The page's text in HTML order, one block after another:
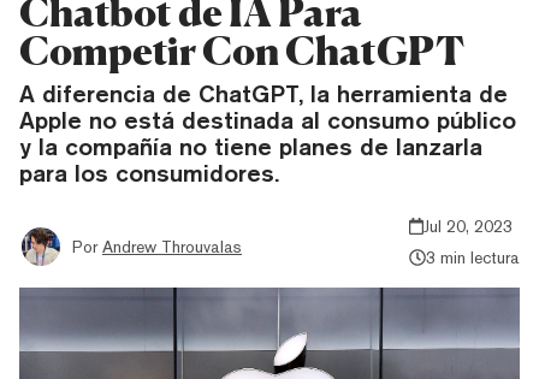
Chatbot de IA Para
Competir Con ChatGPT
A diferencia de ChatGPT, la herramienta de
Apple no está destinada al consumo público
y la compañía no tiene planes de lanzarla
para los consumidores.
Por Andrew Throuvalas
Jul 20, 2023
3 min lectura